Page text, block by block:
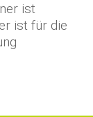
ist
ist für die